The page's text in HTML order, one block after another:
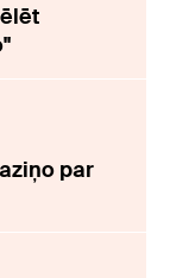
par